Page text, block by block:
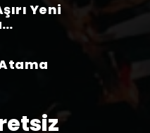
Yeni